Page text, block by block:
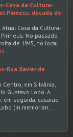
Casa da Cultura-
Pirineus, década de
Casa da Cultura-
No passado
de 1945, no local
Rua Xavier de
em Silvânia,
Gustavo Lobo. A
em seguida, casarão
(in memorian…